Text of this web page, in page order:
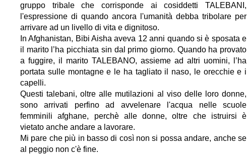
gruppo tribale che corrisponde ai cosiddetti TALEBANI,
l'espressione di quando ancora l'umanità debba tribolare per
arrivare ad un livello di vita e dignitoso.
In Afghanistan, Bibi Aisha aveva 12 anni quando si è sposata e
il marito l’ha picchiata sin dal primo giorno. Quando ha provato
a fuggire, il marito TALEBANO, assieme ad altri uomini, l’ha
portata sulle montagne e le ha tagliato il naso, le orecchie e i
capelli.
Questi talebani, oltre alle mutilazioni al viso delle loro donne,
sono arrivati perfino ad avvelenare l'acqua nelle scuole
femminili afghane, perchè alle donne, oltre che istruirsi è
vietato anche andare a lavorare.
Mi pare che più in basso di così non si possa andare, anche se
al peggio non c'è fine.